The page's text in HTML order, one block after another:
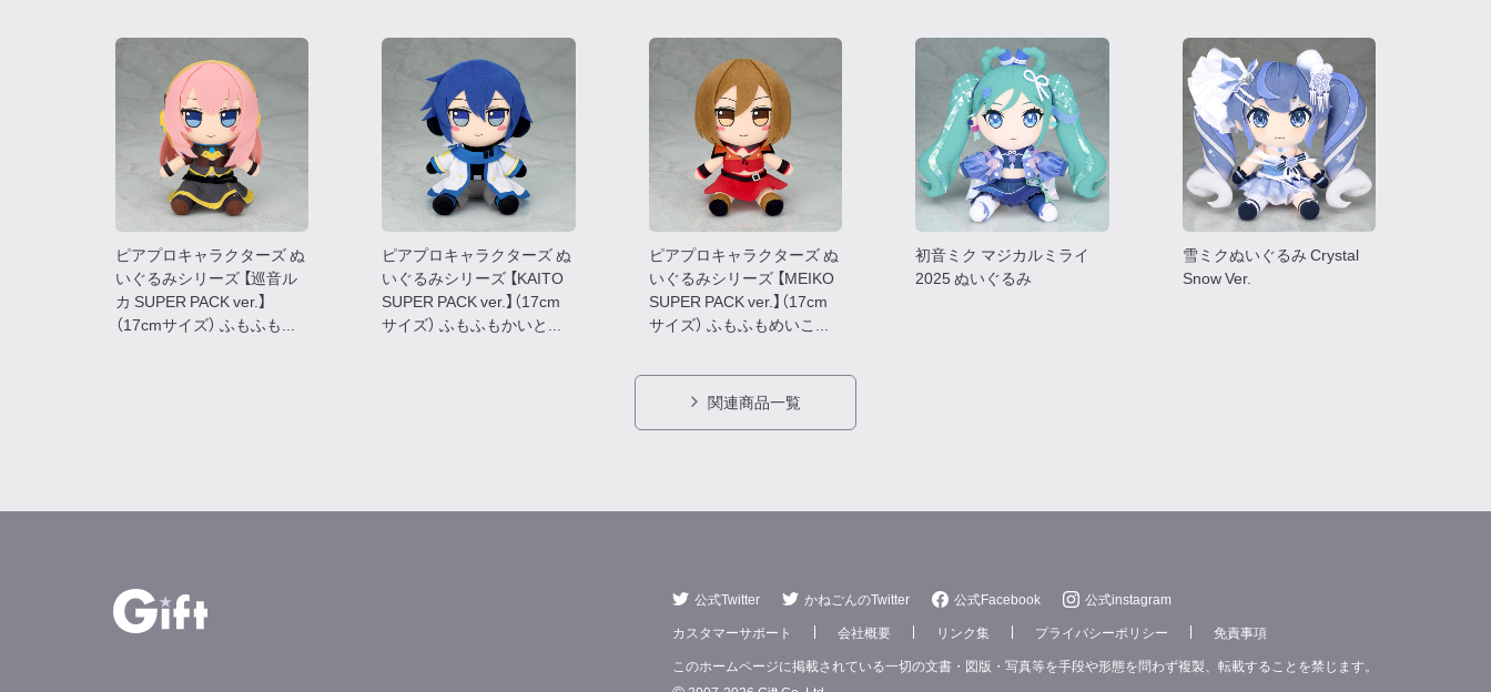
ピアプロキャラクターズ ぬ
いぐるみシリーズ 【巡音ル
カ SUPER PACK ver.】
（17cmサイズ） ふもふも...
ピアプロキャラクターズ ぬ
いぐるみシリーズ 【KAITO
SUPER PACK ver.】（17cm
サイズ） ふもふもかいと...
ピアプロキャラクターズ ぬ
いぐるみシリーズ 【MEIKO
SUPER PACK ver.】（17cm
サイズ） ふもふもめいこ...
初音ミク マジカルミライ
2025 ぬいぐるみ
雪ミクぬいぐるみ Crystal
Snow Ver.
関連商品一覧
公式Twitter かねごんのTwitter 公式Facebook
公式instagram
カスタマーサポート
会社概要 リンク集 プライバシーポリシー
免責事項
このホームページに掲載されている一切の文書・図版・写真等を手段や形態を問わず複製、転載することを禁じます。